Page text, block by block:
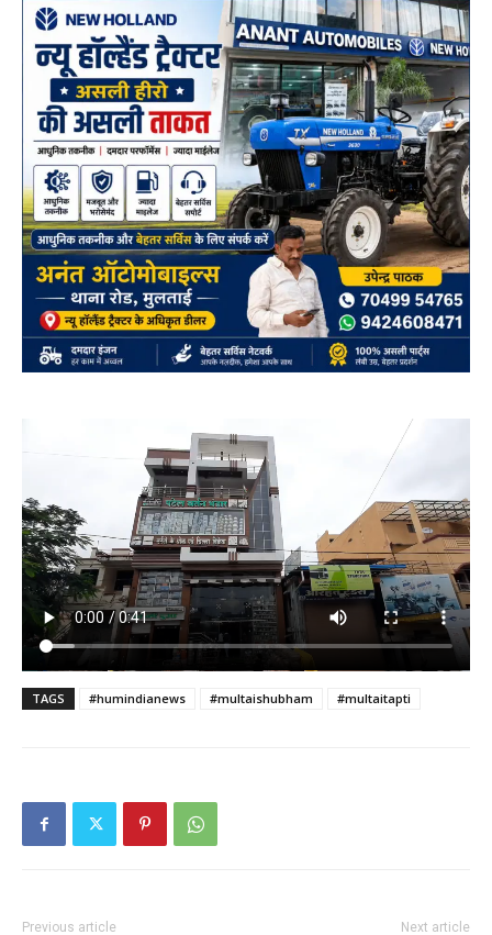
TAGS #humindianews #multaishubham #multaitapti
Previous article Next article